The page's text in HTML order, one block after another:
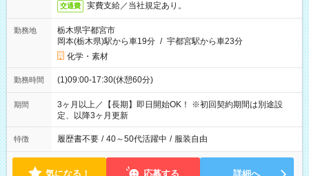
交通費 実費支給／当社規定あり。
勤務地
栃木県宇都宮市
岡本(栃木県)駅から車19分 / 宇都宮駅から車23分
化学・素材
勤務時間 (1)09:00-17:30(休憩60分)
期間
3ヶ月以上／【長期】即日開始OK！ ※初回契約期間は別途設
定、以降3ヶ月更新
特徴 履歴書不要 / 40～50代活躍中 / 服装自由
気になる！ 応募する 詳細へ